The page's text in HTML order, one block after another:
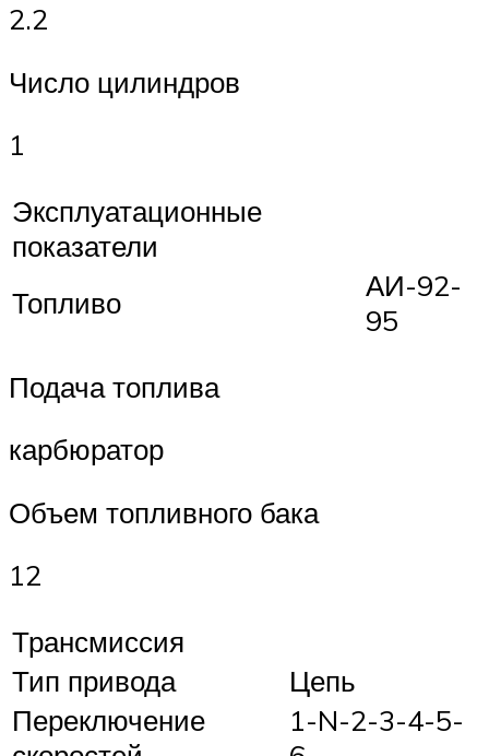
2.2
Число цилиндров
1
Эксплуатационные
показатели
Топливо
АИ-92-
95
Подача топлива
карбюратор
Объем топливного бака
12
Трансмиссия
Тип привода
Цепь
Переключение
1-N-2-3-4-5-